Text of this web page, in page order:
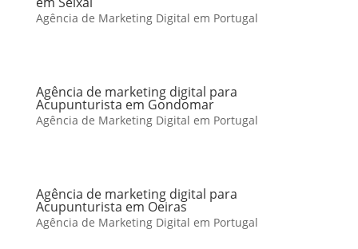
Agência de Marketing Digital em Portugal
Agência de marketing digital para
Acupunturista em Gondomar
Agência de Marketing Digital em Portugal
Agência de marketing digital para
Acupunturista em Oeiras
Agência de Marketing Digital em Portugal